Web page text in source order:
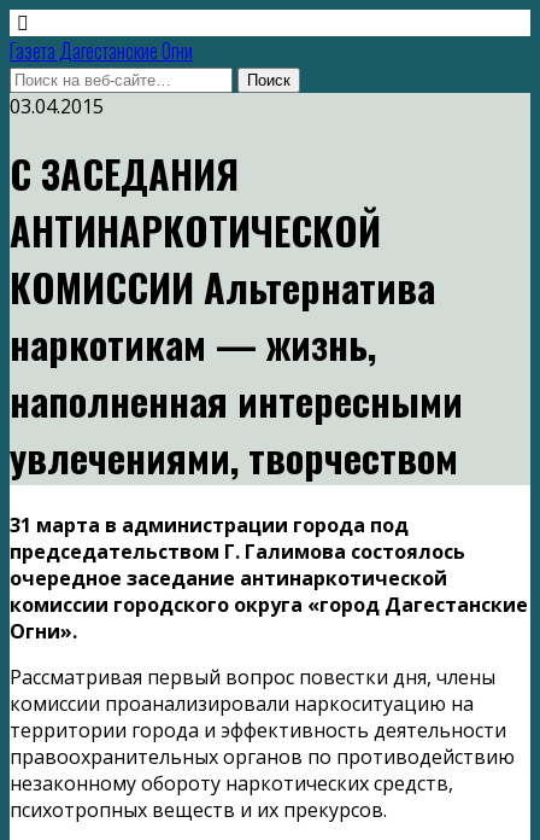
Газета Дагестанские Огни
03.04.2015
С ЗАСЕДАНИЯ
АНТИНАРКОТИЧЕСКОЙ
КОМИССИИ Альтернатива
наркотикам — жизнь,
наполненная интересными
увлечениями, творчеством
31 марта в администрации города под
председательством Г. Галимова состоялось
очередное заседание антинаркотической
комиссии городского округа «город Дагестанские
Огни».
Рассматривая первый вопрос повестки дня, члены
комиссии проанализировали наркоситуацию на
территории города и эффективность деятельности
правоохранительных органов по противодействию
незаконному обороту наркотических средств,
психотропных веществ и их прекурсов.